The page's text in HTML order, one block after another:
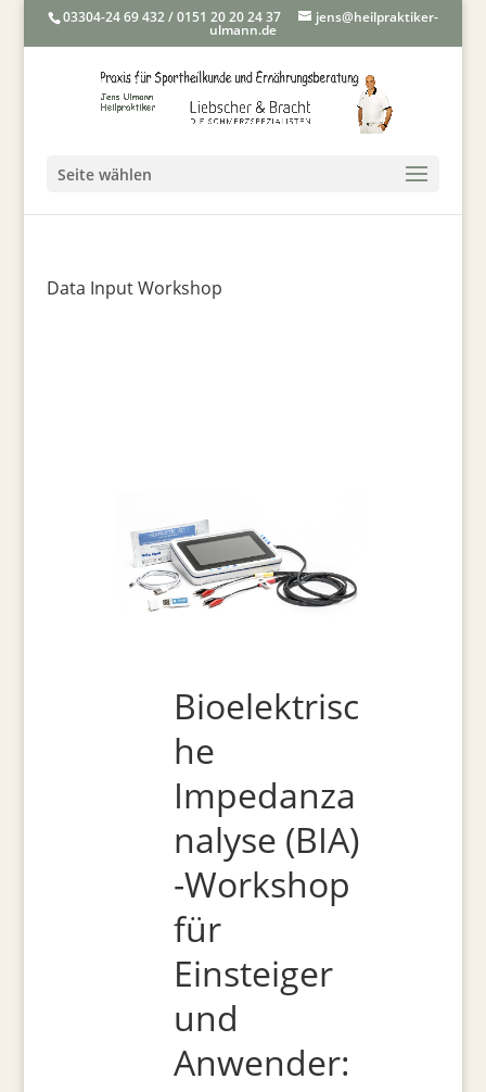
03304-24 69 432 / 0151 20 20 24 37 jens@heilpraktiker-
ulmann.de
Seite wählen
Data Input Workshop
Bioelektrisc
he
Impedanza
nalyse (BIA)
-Workshop
für
Einsteiger
und
Anwender: